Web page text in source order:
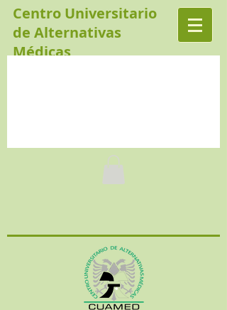
Centro Universitario
de Alternativas
Médicas